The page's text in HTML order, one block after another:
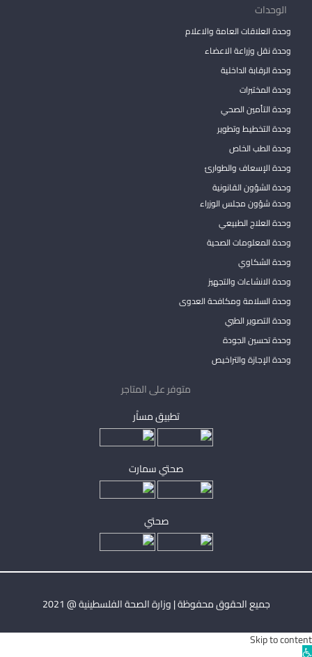
الوحدات
وحدة العلاقات العامة والاعلام
وحدة نقل وزراعة الاعضاء
وحدة الرقابة الداخلية
وحدة المختبرات
وحدة التأمين الصحي
وحدة التخطيط وتطوير
وحدة الطب الخاص
وحدة الإسعاف والطوارئ
وحدة الشؤون القانونية
وحدة شؤون مجلس الوزراء
وحدة العلاج الطبيعي
وحدة المعلومات الصحية
وحدة الشكاوي
وحدة الانشاءات والتجهيز
وحدة السلامة ومكافحة العدوى
وحدة التصوير الطبي
وحدة تحسين الجودة
وحدة الإجازة والتراخيص
متوفر على المتاجر
تطبيق مساْر
صحتي سمارت
صحتي
جميع الحقوق محفوظة | وزارة الصحة الفلسطينية @ 2021
Skip to content